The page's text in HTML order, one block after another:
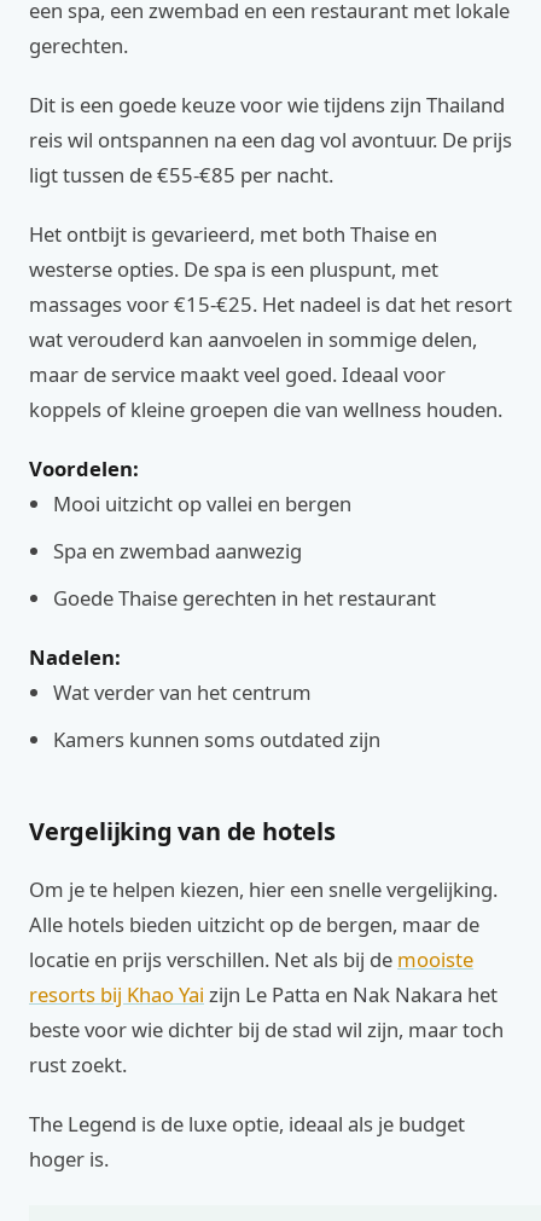
een spa, een zwembad en een restaurant met lokale
gerechten.
Dit is een goede keuze voor wie tijdens zijn Thailand
reis wil ontspannen na een dag vol avontuur. De prijs
ligt tussen de €55-€85 per nacht.
Het ontbijt is gevarieerd, met both Thaise en
westerse opties. De spa is een pluspunt, met
massages voor €15-€25. Het nadeel is dat het resort
wat verouderd kan aanvoelen in sommige delen,
maar de service maakt veel goed. Ideaal voor
koppels of kleine groepen die van wellness houden.
Voordelen:
Mooi uitzicht op vallei en bergen
Spa en zwembad aanwezig
Goede Thaise gerechten in het restaurant
Nadelen:
Wat verder van het centrum
Kamers kunnen soms outdated zijn
Vergelijking van de hotels
Om je te helpen kiezen, hier een snelle vergelijking.
Alle hotels bieden uitzicht op de bergen, maar de
locatie en prijs verschillen. Net als bij de mooiste
resorts bij Khao Yai zijn Le Patta en Nak Nakara het
beste voor wie dichter bij de stad wil zijn, maar toch
rust zoekt.
The Legend is de luxe optie, ideaal als je budget
hoger is.